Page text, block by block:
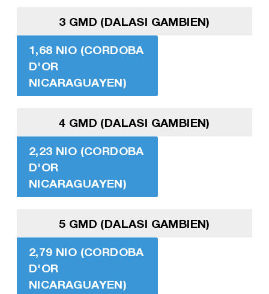
3 GMD (DALASI GAMBIEN)
1,68 NIO (CORDOBA
D'OR
NICARAGUAYEN)
4 GMD (DALASI GAMBIEN)
2,23 NIO (CORDOBA
D'OR
NICARAGUAYEN)
5 GMD (DALASI GAMBIEN)
2,79 NIO (CORDOBA
D'OR
NICARAGUAYEN)